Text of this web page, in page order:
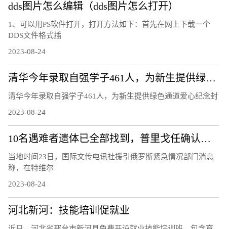
dds图片怎么编辑（dds图片怎么打开）
1、可以用PS软件打开，打开方法如下：首先在网上下载一个
DDS文件格式插
2023-08-24
清华今年录取自强学子461人，为新生提供绿色通道爱心纪念封
清华今年录取自强学子461人，为新生提供绿色通道爱心纪念封
2023-08-24
10名遇难者遗体已全部找到，普里戈任确认遇难
当地时间23日，国际文传电讯社援引俄罗斯紧急情况部门消息
称，在特维尔
2023-08-24
河北新河：技能培训促就业